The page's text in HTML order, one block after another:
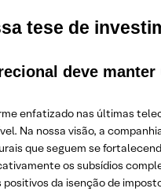
tese de
deve
enfatizado nas últimas
Na nossa visão, a
que seguem se
os subsídios
positivos da isenção de